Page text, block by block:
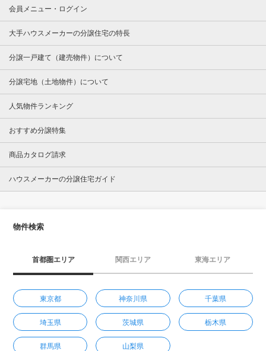
会員メニュー・ログイン
大手ハウスメーカーの分譲住宅の特長
分譲一戸建て（建売物件）について
分譲宅地（土地物件）について
人気物件ランキング
おすすめ分譲特集
商品カタログ請求
ハウスメーカーの分譲住宅ガイド
物件検索
首都圏エリア 関西エリア 東海エリア
東京都 神奈川県 千葉県
埼玉県 茨城県 栃木県
群馬県 山梨県